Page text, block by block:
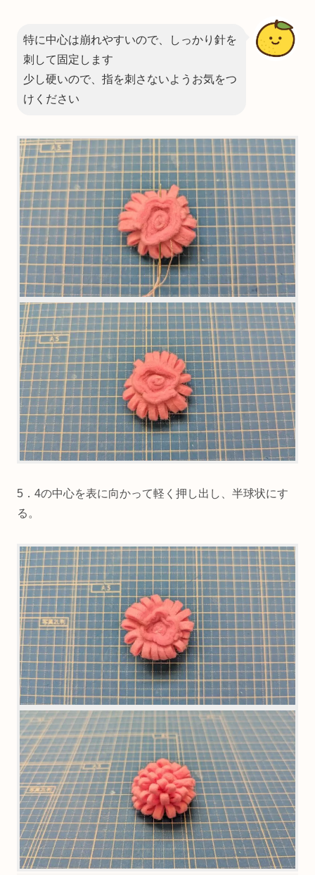
特に中心は崩れやすいので、しっかり針を
刺して固定します
少し硬いので、指を刺さないようお気をつ
けください
5．4の中心を表に向かって軽く押し出し、半球状にす
る。